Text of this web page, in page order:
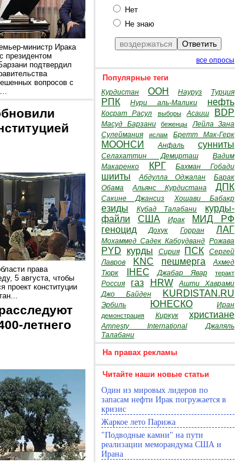
министр Ирака
президентом
подтвердил
вопросов с
права
5 августа, чтобы
проект конституции
летнего
Нет
Не знаю
все опросы
Популярные теги
Курдистан ООН Науруз Турция
РПК Нури аль-Малики нефть
Косрат Расул выборы Асаиш BDP
Масуд Барзани беженцы
Лейла Зана
Сулеймания
ислам Бретт Мак-Герк
МООНСИ Анфаль сунниты
Селахаттин Демирташ
Вадим
Макаренко
КРГ Бахман Гобади
шииты Абдулла Оджалан
Барак
Обама
Альянс Курдистана ДПК
Сакине Джансиз Хошави Бабакр
езиды Кубад Талабани
курды-
файли
США Ирак
МИД РФ
геноцид
Дохук Горран ЛАГ
Мохаммед Садек Кабоудванд Рожава
PYD курды Сирия ПСК
Сергей
Лавров
KNC пешмерга
Ахмед
Тюрк
IHEC Джабар Явар теракт
Россия газ HRW
Ашти Хаврами
Джо Байден
KURDISTAN.RU
Эрбиль ЮНЕСКО Иран
демонстрация Киркук христиане
Amnesty International
Джаляль
Талабани
На правах рекламы
Читайте наши новые статьи
Один из мировых лидеров по
запасам нефти Ирак погружается в
кризис
Жаркое лето Парижа
"Подводные камни" на пути
реализации меморандума США и
Ирана